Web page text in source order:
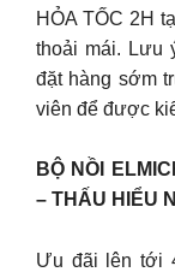
HỎA TỐC 2H
thoải mái. ️Lưu
đặt hàng sớm
viên để được
BỘ NỒI
– THẤU HIỂU
Ưu đãi lên tới